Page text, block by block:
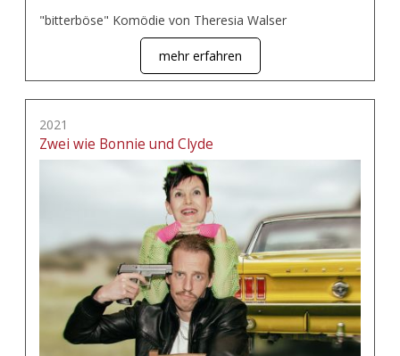
"bitterböse" Komödie von Theresia Walser
mehr erfahren
2021
Zwei wie Bonnie und Clyde